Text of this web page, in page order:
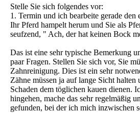
Stelle Sie sich folgendes vor:
1. Termin und ich bearbeite gerade den
Ihr Pferd hampelt herum und Sie als
seufzend, " Ach, der hat keinen Bock
Das ist eine sehr typische Bemerkung
paar Fragen. Stellen Sie sich vor, Sie
Zahnreinigung. Dies ist ein sehr
Zähne müssen ja auf lange Sicht halten
Schaden dem töglichen kauen dienen.
hingehen, mache das sehr regelmäßig
gefunden, bei der ich mich inzwischen